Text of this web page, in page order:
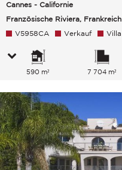
Cannes - Californie
Französische Riviera, Frankreich
V5958CA Verkauf Villa
590 m² 7 704 m²